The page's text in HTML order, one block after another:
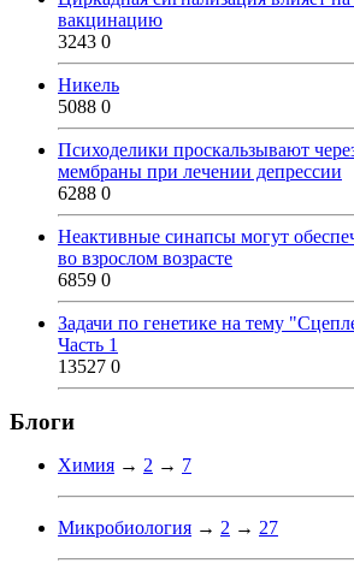
вакцинацию
3243 0
Никель
5088 0
Психоделики проскальзывают
мембраны при лечении депрессии
6288 0
Неактивные синапсы могут
во взрослом возрасте
6859 0
Задачи по генетике на тему
Часть 1
13527 0
Блоги
Химия → 2 → 7
Микробиология → 2 → 27